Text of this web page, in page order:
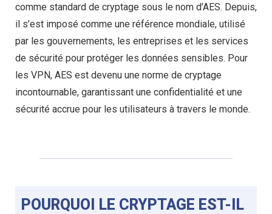
comme standard de cryptage sous le nom d’AES. Depuis,
il s’est imposé comme une référence mondiale, utilisé
par les gouvernements, les entreprises et les services
de sécurité pour protéger les données sensibles. Pour
les VPN, AES est devenu une norme de cryptage
incontournable, garantissant une confidentialité et une
sécurité accrue pour les utilisateurs à travers le monde.
POURQUOI LE CRYPTAGE EST-IL